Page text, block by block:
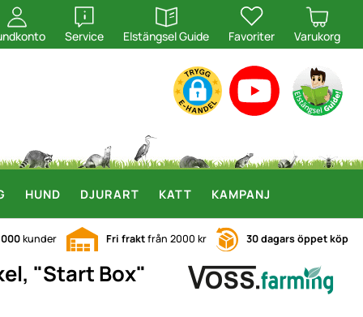
Service
öppna
Elstängsel Guide
öppna
Favoriter Varukorg
HUND DJURART KATT KAMPANJ
kunder Fri fraktfrån 2000 kr 30 dagars öppet köp
"Start Box"